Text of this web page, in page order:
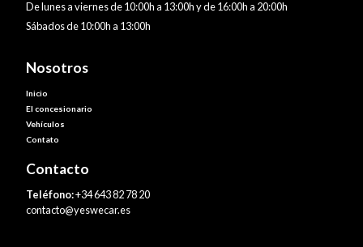
De lunes a viernes de 10:00h a 13:00h y de 16:00h a 20:00h
Sábados de 10:00h a 13:00h
Nosotros
Inicio
El concesionario
Vehículos
Contato
Contacto
Teléfono:+34 643 82 78 20
contacto@yeswecar.es